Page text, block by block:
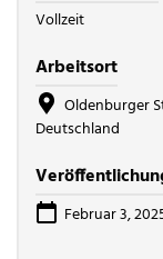
Vollzeit
Arbeitsort
Oldenburger
Deutschland
Februar 3,